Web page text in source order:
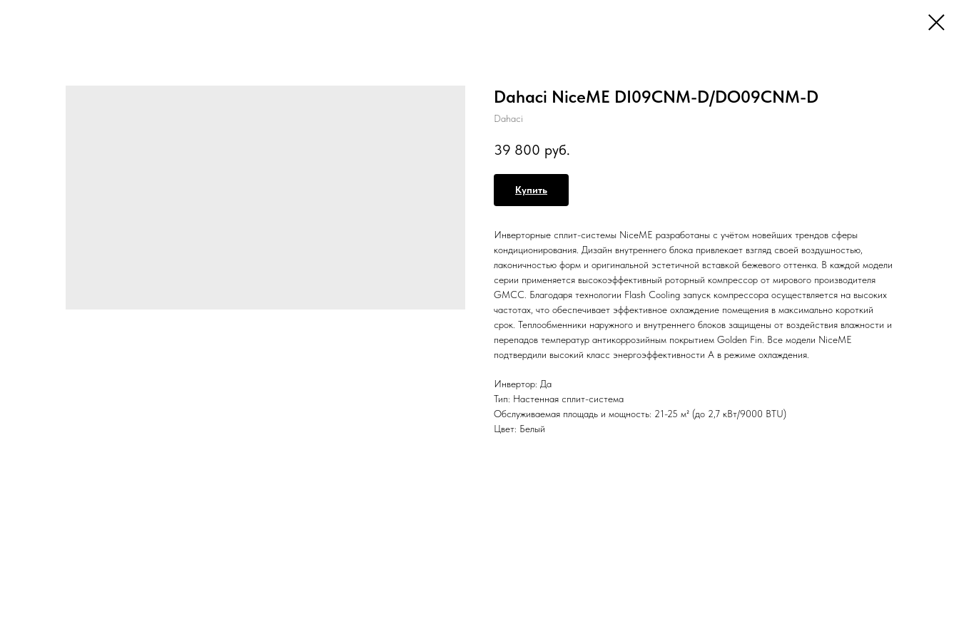
Dahaci NiceME DI09CNM-D/DO09CNM-D
Dahaci
39 800 руб.
Купить
Инверторные сплит-системы NiceME разработаны с учётом новейших трендов сферы
кондиционирования. Дизайн внутреннего блока привлекает взгляд своей воздушностью,
лаконичностью форм и оригинальной эстетичной вставкой бежевого оттенка. В каждой модели
серии применяется высокоэффективный роторный компрессор от мирового производителя
GMCC. Благодаря технологии Flash Cooling запуск компрессора осуществляется на высоких
частотах, что обеспечивает эффективное охлаждение помещения в максимально короткий
срок. Теплообменники наружного и внутреннего блоков защищены от воздействия влажности и
перепадов температур антикоррозийным покрытием Golden Fin. Все модели NiceME
подтвердили высокий класс энергоэффективности A в режиме охлаждения.
Инвертор: Да
Тип: Настенная сплит-система
Обслуживаемая площадь и мощность: 21-25 м² (до 2,7 кВт/9000 BTU)
Цвет: Белый